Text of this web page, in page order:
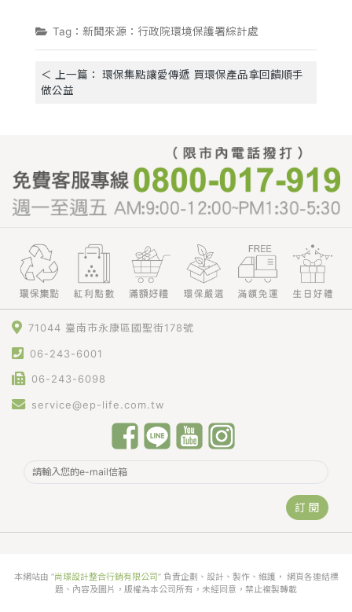
Tag：新聞來源：行政院環境保護署綜計處
＜ 上一篇： 環保集點讓愛傳遞 買環保產品拿回饋順手
做公益
71044 臺南市永康區國聖街178號
06-243-6001
06-243-6098
service@ep-life.com.tw
訂 閱
本網站由 “尚璟設計整合行銷有限公司” 負責企劃、設計、製作、維護， 網頁各連結標
題、內容及圖片，版權為本公司所有，未經同意，禁止複製轉載